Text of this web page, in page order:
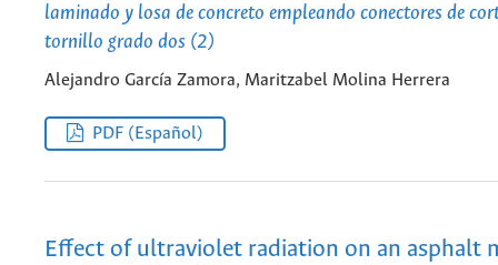
laminado y losa de concreto empleando conectores de
tornillo grado dos (2)
Alejandro García Zamora, Maritzabel Molina Herrera
PDF (Español)
Effect of ultraviolet radiation on an asphalt